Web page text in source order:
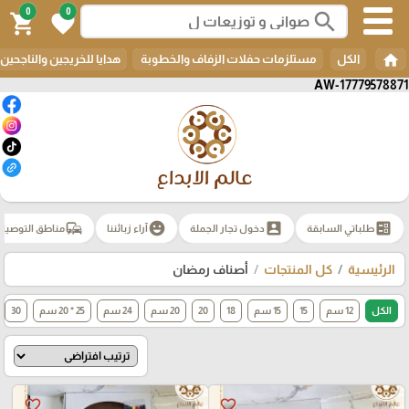
AW-17779578871
search
0
favorite
0
shopping_cart
home الكل مستلزمات حفلات الزفاف والخطوبة هدايا للخريجين والناجحين
ballotطلباتي السابقة account_box دخول تجار الجملة emoji_emotionsآراء زبائننا commuteمناطق
الرئيسية كل المنتجات أصناف رمضان
الكل 12 سم 15 15 سم 18
20 20 سم 24 سم 25 * 20 سم 30
favorite_border
favorite_border